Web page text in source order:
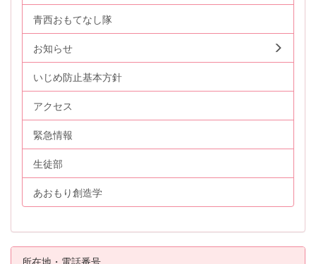
青西おもてなし隊
お知らせ
いじめ防止基本方針
アクセス
緊急情報
生徒部
あおもり創造学